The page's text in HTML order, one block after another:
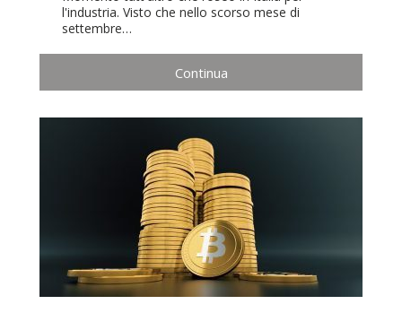
l'industria. Visto che nello scorso mese di
settembre…
Continua